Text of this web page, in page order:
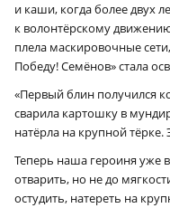
и каши, когда более двух
к волонтёрскому
плела маскировочные
Победу! Семёнов» стала
«Первый блин получился
сварила картошку в
натёрла на крупной
Теперь наша героиня уже
отварить, но не до
остудить, натереть на